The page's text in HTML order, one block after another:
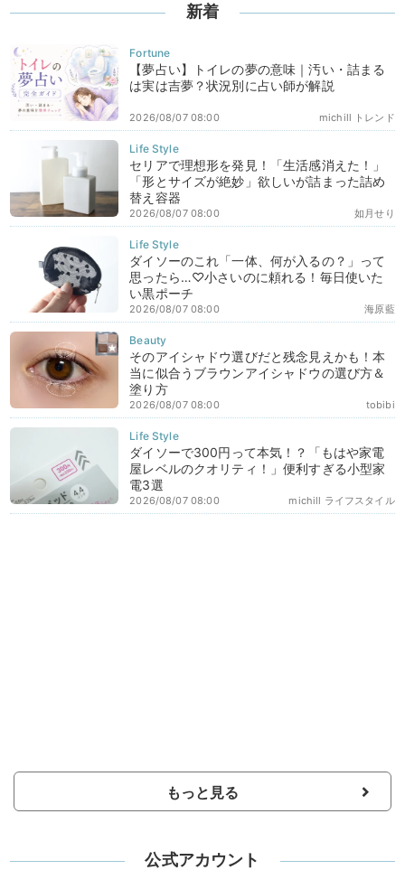
新着
【夢占い】トイレの夢の意味｜汚い・詰まる
は実は吉夢？状況別に占い師が解説
michill トレンド
2026/08/07 08:00
セリアで理想形を発見！「生活感消えた！」
「形とサイズが絶妙」欲しいが詰まった詰め
替え容器
如月せり
2026/08/07 08:00
ダイソーのこれ「一体、何が入るの？」って
思ったら…♡小さいのに頼れる！毎日使いた
い黒ポーチ
海原藍
2026/08/07 08:00
そのアイシャドウ選びだと残念見えかも！本
当に似合うブラウンアイシャドウの選び方＆
塗り方
tobibi
2026/08/07 08:00
ダイソーで300円って本気！？「もはや家電
屋レベルのクオリティ！」便利すぎる小型家
電3選
michill ライフスタイル
2026/08/07 08:00
もっと見る
公式アカウント